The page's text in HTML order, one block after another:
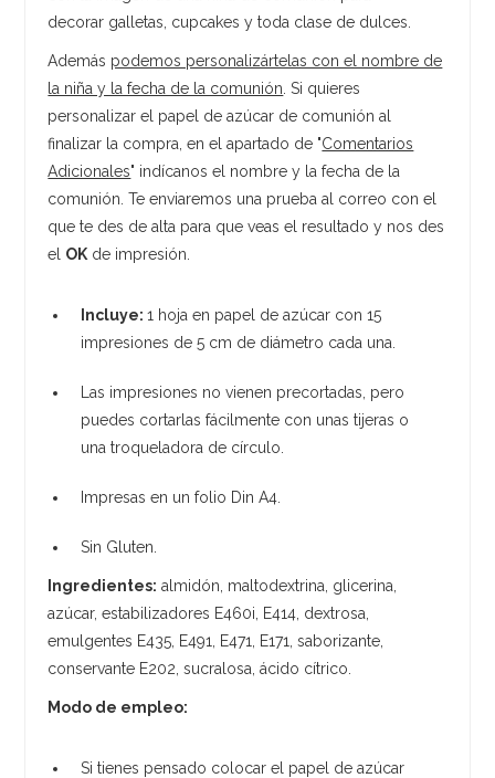
decorar galletas, cupcakes y toda clase de dulces.
Además podemos personalizártelas con el nombre de
la niña y la fecha de la comunión . Si quieres
personalizar el papel de azúcar de comunión al
finalizar la compra, en el apartado de "Comentarios
Adicionales" indícanos el nombre y la fecha de la
comunión. Te enviaremos una prueba al correo con el
que te des de alta para que veas el resultado y nos des
el OK de impresión.
Incluye:1 hoja en papel de azúcar con 15
impresiones de 5 cm de diámetro cada una.
Las impresiones no vienen precortadas, pero
puedes cortarlas fácilmente con unas tijeras o
una troqueladora de círculo.
Impresas en un folio Din A4.
Sin Gluten.
Ingredientes: almidón, maltodextrina, glicerina,
azúcar, estabilizadores E460i, E414, dextrosa,
emulgentes E435, E491, E471, E171, saborizante,
conservante E202, sucralosa, ácido cítrico.
Modo de empleo:
Si tienes pensado colocar el papel de azúcar